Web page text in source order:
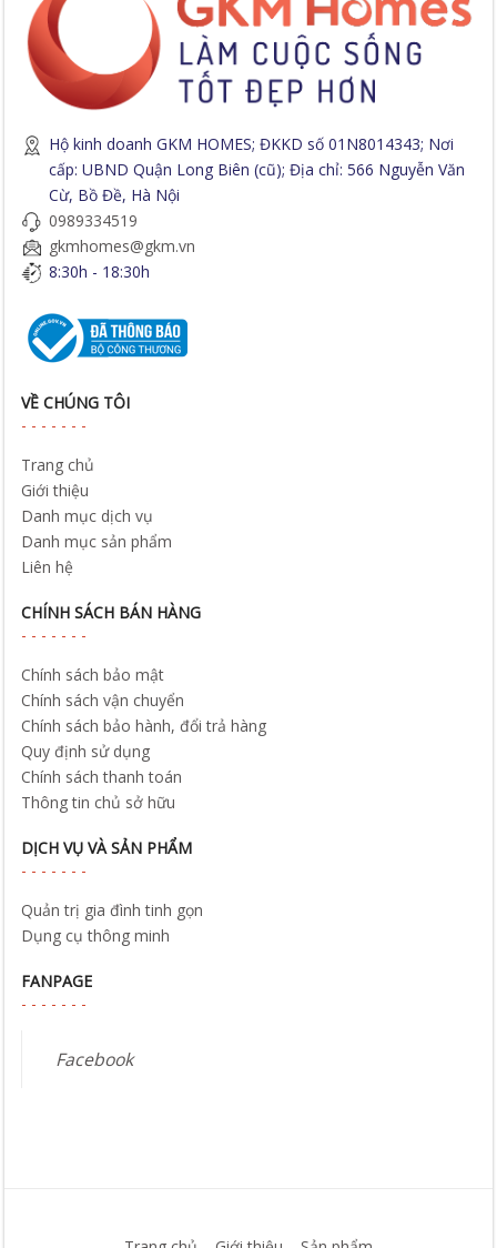
Hộ kinh doanh GKM HOMES; ĐKKD số 01N8014343; Nơi
cấp: UBND Quận Long Biên (cũ); Địa chỉ: 566 Nguyễn Văn
Cừ, Bồ Đề, Hà Nội
0989334519
gkmhomes@gkm.vn
8:30h - 18:30h
VỀ CHÚNG TÔI
Trang chủ
Giới thiệu
Danh mục dịch vụ
Danh mục sản phẩm
Liên hệ
CHÍNH SÁCH BÁN HÀNG
Chính sách bảo mật
Chính sách vận chuyển
Chính sách bảo hành, đổi trả hàng
Quy định sử dụng
Chính sách thanh toán
Thông tin chủ sở hữu
DỊCH VỤ VÀ SẢN PHẨM
Quản trị gia đình tinh gọn
Dụng cụ thông minh
FANPAGE
Facebook